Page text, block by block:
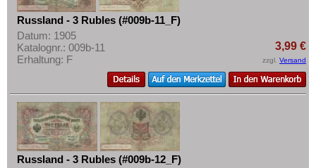
Russland - 3 Rubles (#009b-11_F)
Datum: 1905
Katalognr.: 009b-11
Erhaltung: F
3,99 €
zzgl. Versand
Russland - 3 Rubles (#009b-12_F)